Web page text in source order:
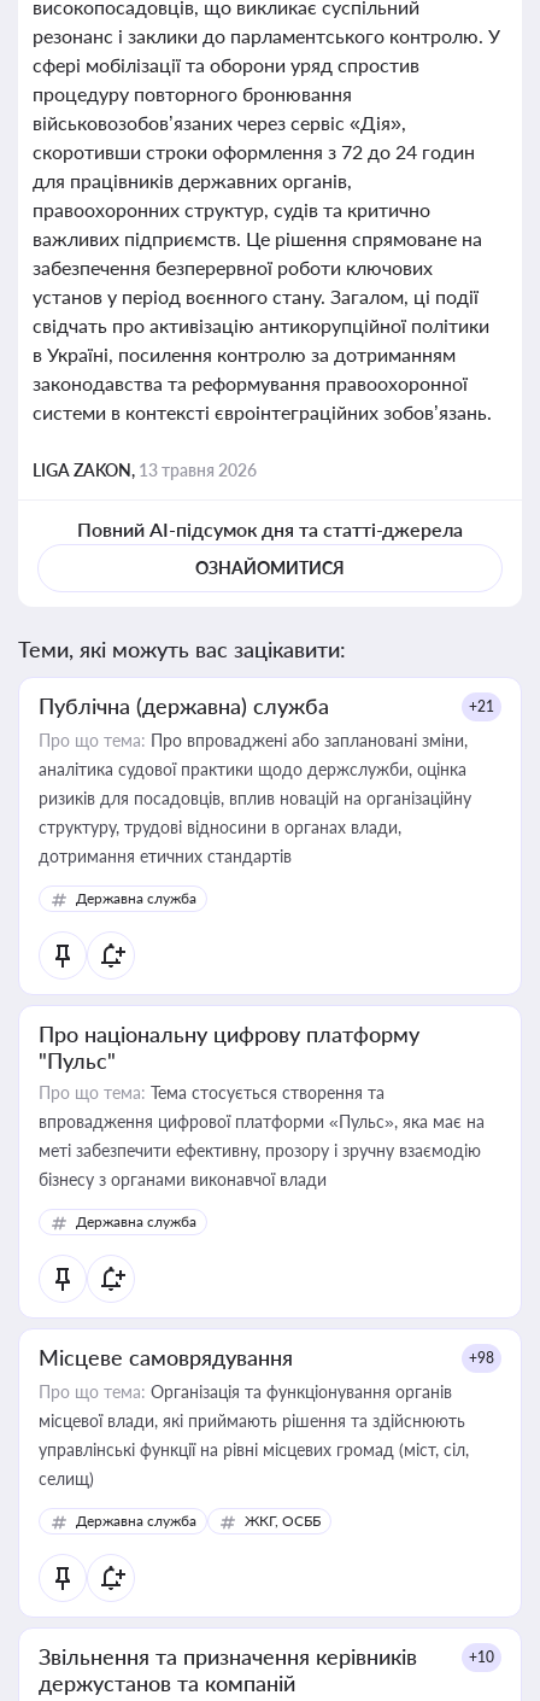
високопосадовців, що викликає суспільний
резонанс і заклики до парламентського контролю. У
сфері мобілізації та оборони уряд спростив
процедуру повторного бронювання
військовозобов’язаних через сервіс «Дія»,
скоротивши строки оформлення з 72 до 24 годин
для працівників державних органів,
правоохоронних структур, судів та критично
важливих підприємств. Це рішення спрямоване на
забезпечення безперервної роботи ключових
установ у період воєнного стану. Загалом, ці події
свідчать про активізацію антикорупційної політики
в Україні, посилення контролю за дотриманням
законодавства та реформування правоохоронної
системи в контексті євроінтеграційних зобов’язань.
LIGA ZAKON, 13 травня 2026
Повний AI-підсумок дня та статті-джерела
ОЗНАЙОМИТИСЯ
Теми, які можуть вас зацікавити:
Публічна (державна) служба +21
Про що тема: Про впроваджені або заплановані зміни,
аналітика судової практики щодо держслужби, оцінка
ризиків для посадовців, вплив новацій на організаційну
структуру, трудові відносини в органах влади,
дотримання етичних стандартів
Державна служба
Про національну цифрову платформу
"Пульс"
Про що тема: Тема стосується створення та
впровадження цифрової платформи «Пульс», яка має на
меті забезпечити ефективну, прозору і зручну взаємодію
бізнесу з органами виконавчої влади
Державна служба
Місцеве самоврядування +98
Про що тема: Організація та функціонування органів
місцевої влади, які приймають рішення та здійснюють
управлінські функції на рівні місцевих громад (міст, сіл,
селищ)
Державна служба ЖКГ, ОСББ
Звільнення та призначення керівників
держустанов та компаній
+10